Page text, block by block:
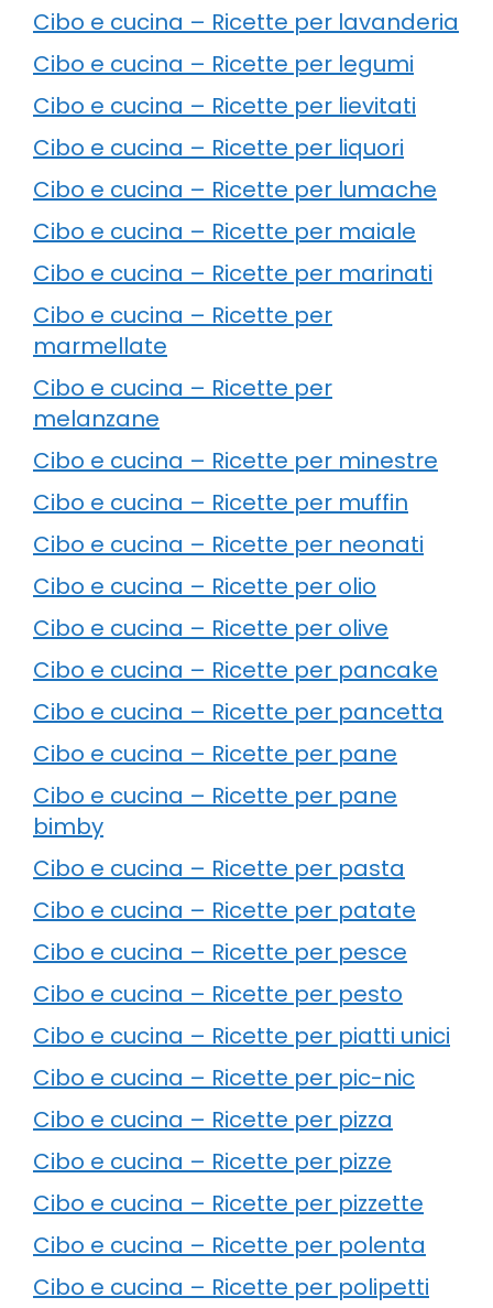
Cibo e cucina – Ricette per lavanderia
Cibo e cucina – Ricette per legumi
Cibo e cucina – Ricette per lievitati
Cibo e cucina – Ricette per liquori
Cibo e cucina – Ricette per lumache
Cibo e cucina – Ricette per maiale
Cibo e cucina – Ricette per marinati
Cibo e cucina – Ricette per
marmellate
Cibo e cucina – Ricette per
melanzane
Cibo e cucina – Ricette per minestre
Cibo e cucina – Ricette per muffin
Cibo e cucina – Ricette per neonati
Cibo e cucina – Ricette per olio
Cibo e cucina – Ricette per olive
Cibo e cucina – Ricette per pancake
Cibo e cucina – Ricette per pancetta
Cibo e cucina – Ricette per pane
Cibo e cucina – Ricette per pane
bimby
Cibo e cucina – Ricette per pasta
Cibo e cucina – Ricette per patate
Cibo e cucina – Ricette per pesce
Cibo e cucina – Ricette per pesto
Cibo e cucina – Ricette per piatti unici
Cibo e cucina – Ricette per pic-nic
Cibo e cucina – Ricette per pizza
Cibo e cucina – Ricette per pizze
Cibo e cucina – Ricette per pizzette
Cibo e cucina – Ricette per polenta
Cibo e cucina – Ricette per polipetti